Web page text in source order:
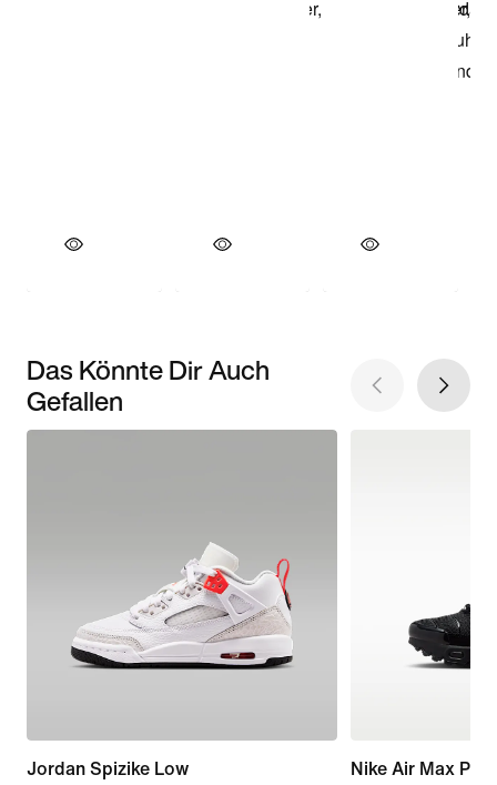
Das Könnte Dir Auch
Gefallen
Jordan Spizike Low Nike Air Max Plus